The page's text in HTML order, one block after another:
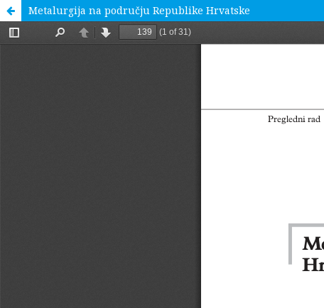
Metalurgija na području Republike Hrvatske